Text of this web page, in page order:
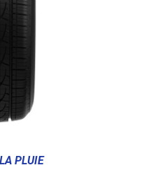
PLUIE